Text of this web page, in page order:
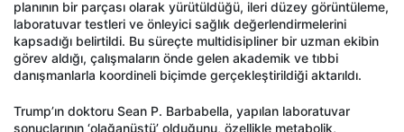
planının bir parçası olarak yürütüldüğü, ileri düzey görüntüleme,
laboratuvar testleri ve önleyici sağlık değerlendirmelerini
kapsadığı belirtildi. Bu süreçte multidisipliner bir uzman ekibin
görev aldığı, çalışmaların önde gelen akademik ve tıbbi
danışmanlarla koordineli biçimde gerçekleştirildiği aktarıldı.
Trump’ın doktoru Sean P. Barbabella, yapılan laboratuvar
sonuçlarının ‘olağanüstü’ olduğunu, özellikle metabolik,